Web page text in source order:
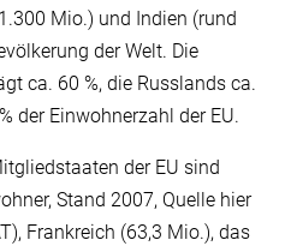
Mio.) und Indien (rund
der Welt. Die
ca. 60 %, die Russlands ca.
der Einwohnerzahl der EU.
der EU sind
Stand 2007, Quelle hier
Frankreich (63,3 Mio.), das